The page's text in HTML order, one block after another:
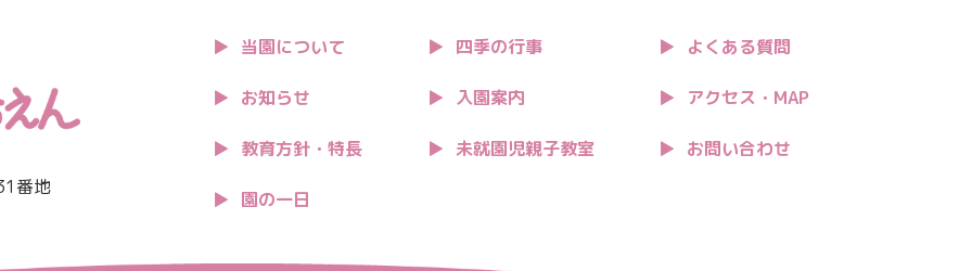
番地
当園について
お知らせ
教育方針・特長
園の一日
四季の行事
入園案内
未就園児親子教室
よくある質問
アクセス・MAP
お問い合わせ